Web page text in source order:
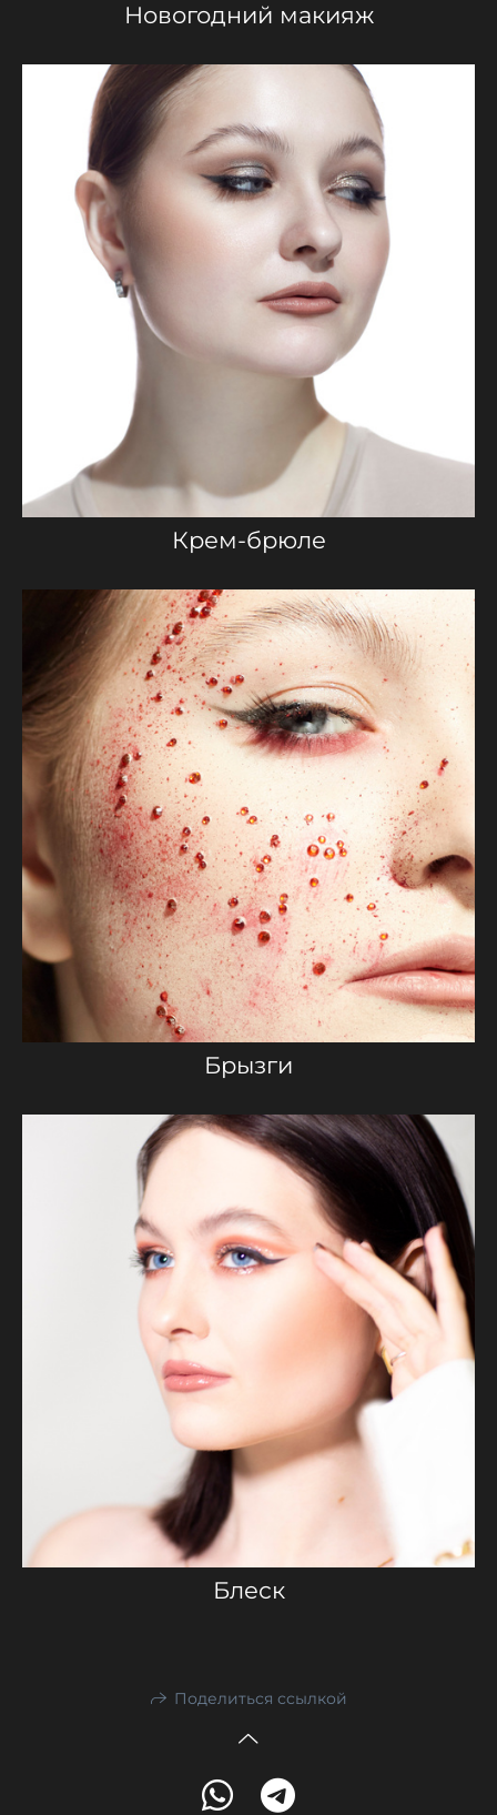
Новогодний макияж
Крем-брюле
Брызги
Блеск
Поделиться ссылкой